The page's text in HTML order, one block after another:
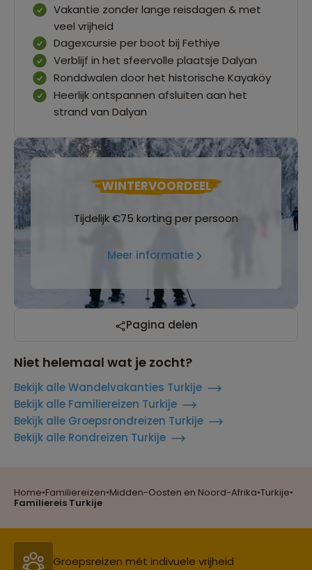
Home•Familiereizen•Midden-Oosten en Noord-Afrika•Turkije•
Familiereis Turkije
Vakantie zonder lange reisdagen & met
veel vrijheid
Dagexcursie per boot bij Fethiye
Verblijf in het sfeervolle plaatsje Dalyan
Ronddwalen door het historische Kayaköy
Heerlijk ontspannen afsluiten aan het
strand van Dalyan
WINTERVOORDEEL
Tijdelijk €75 korting per persoon
Meer informatie
Pagina delen
Niet helemaal wat je zocht?
Bekijk alle Wandelvakanties Turkije
Bekijk alle Familiereizen Turkije
Bekijk alle Groepsrondreizen Turkije
Bekijk alle Rondreizen Turkije
Reizen met oog voor mens, cultuur en milieu
Groepsreizen mét indivuele vrijheid